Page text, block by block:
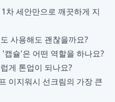
차 세안만으로 깨끗하게 지
사용해도 괜찮을까요?
캡슐'은 어떤 역할을 하나요?
게 톤업이 되나요?
이지워시 선크림의 가장 큰